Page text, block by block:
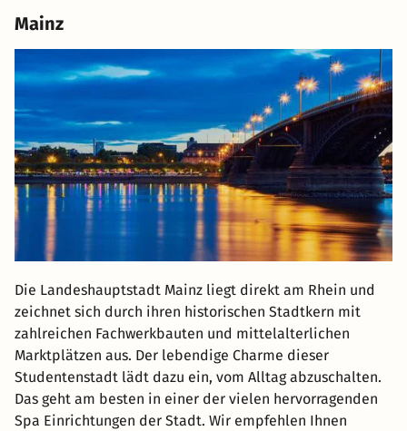
Mainz
Die Landeshauptstadt Mainz liegt direkt am Rhein und
zeichnet sich durch ihren historischen Stadtkern mit
zahlreichen Fachwerkbauten und mittelalterlichen
Marktplätzen aus. Der lebendige Charme dieser
Studentenstadt lädt dazu ein, vom Alltag abzuschalten.
Das geht am besten in einer der vielen hervorragenden
Spa Einrichtungen der Stadt. Wir empfehlen Ihnen